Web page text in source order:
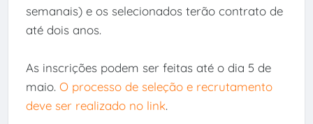
semanais) e os selecionados terão contrato de
até dois anos.
As inscrições podem ser feitas até o dia 5 de
maio. O processo de seleção e recrutamento
deve ser realizado no link.